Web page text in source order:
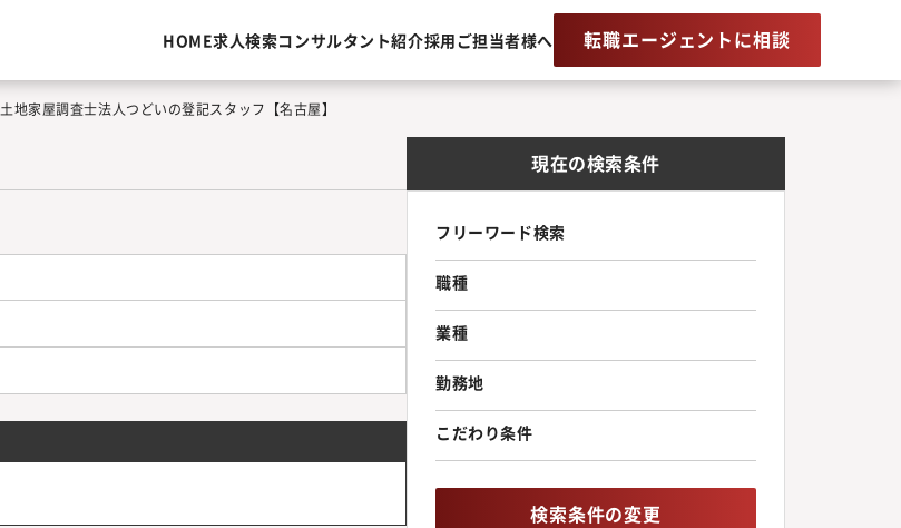
HOME求人検索コンサルタント紹介採用ご担当者様へ 転職エージェントに相談
土地家屋調査士法人つどいの登記スタッフ【名古屋】
現在の検索条件
フリーワード検索
職種
業種
勤務地
こだわり条件
検索条件の変更